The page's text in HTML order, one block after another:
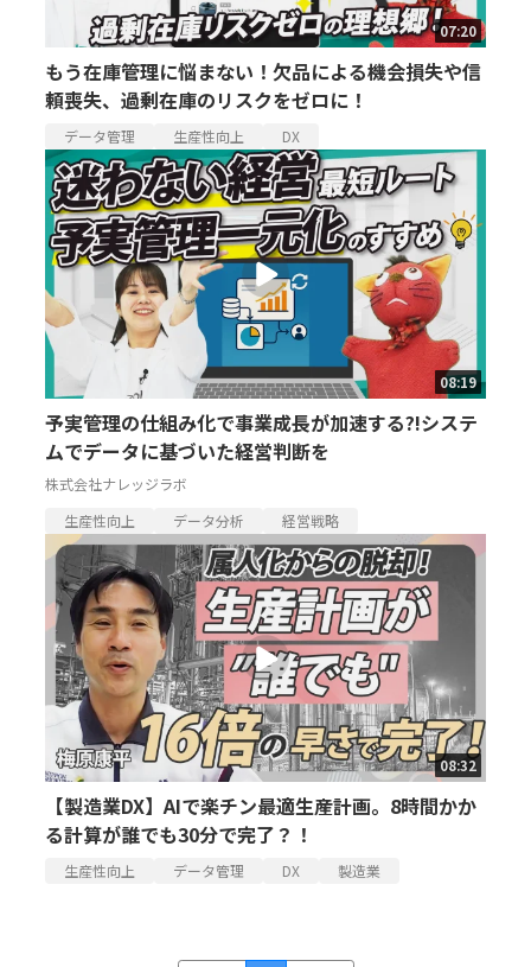
07:20
もう在庫管理に悩まない！欠品による機会損失や信
頼喪失、過剰在庫のリスクをゼロに！
データ管理 生産性向上 DX
08:19
予実管理の仕組み化で事業成長が加速する?!システ
ムでデータに基づいた経営判断を
株式会社ナレッジラボ
生産性向上
データ分析 経営戦略
08:32
【製造業DX】AIで楽チン最適生産計画。8時間かか
る計算が誰でも30分で完了？！
生産性向上 データ管理 DX 製造業